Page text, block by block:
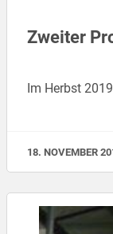
Zweiter
Im Herbst
18. NOVEMBER